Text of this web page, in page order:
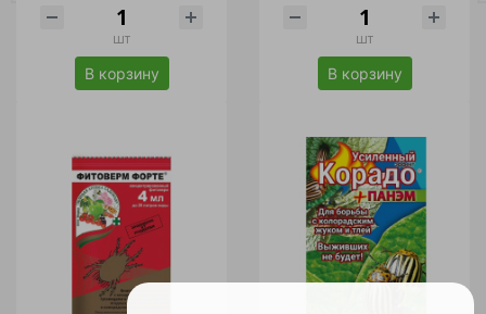
шт
В корзину
шт
В корзину